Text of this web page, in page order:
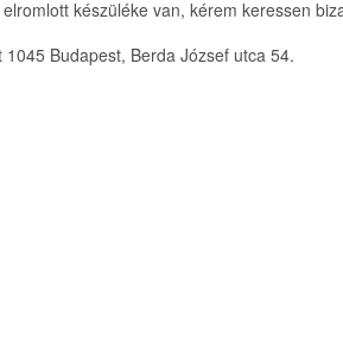
készüléke van, kérem keressen
1045 Budapest, Berda József utca 54.